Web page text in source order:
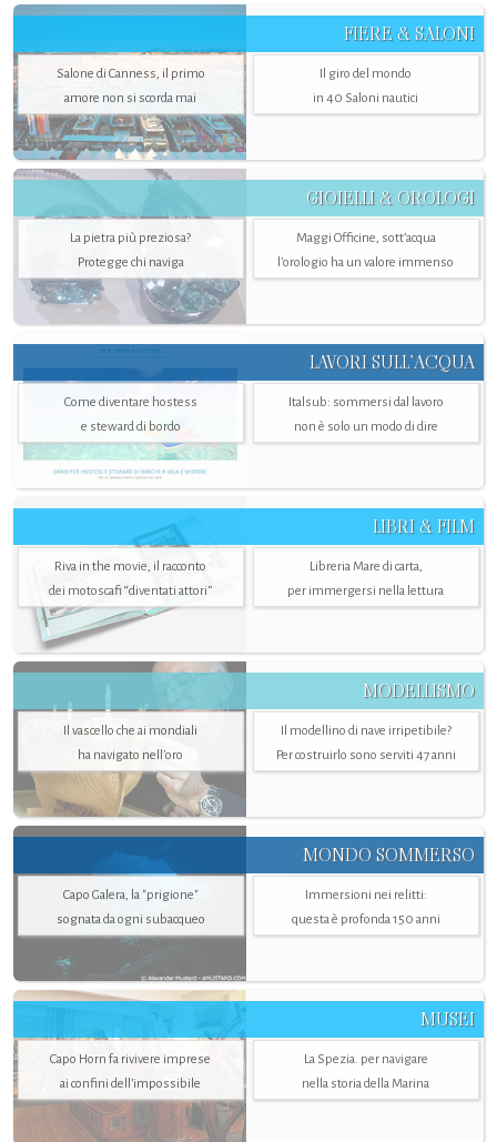
FIERE & SALONI
Salone di Canness, il primo
amore non si scorda mai
Il giro del mondo
in 40 Saloni nautici
GIOIELLI & OROLOGI
La pietra più preziosa?
Protegge chi naviga
Maggi Officine, sott’acqua
l'orologio ha un valore immenso
LAVORI SULL’ACQUA
Come diventare hostess
e steward di bordo
Italsub: sommersi dal lavoro
non è solo un modo di dire
LIBRI & FILM
Riva in the movie, il racconto
dei motoscafi “diventati attori”
Libreria Mare di carta,
per immergersi nella lettura
MODELLISMO
Il vascello che ai mondiali
ha navigato nell’oro
Il modellino di nave irripetibile?
Per costruirlo sono serviti 47 anni
MONDO SOMMERSO
Capo Galera, la "prigione"
sognata da ogni subacqueo
Immersioni nei relitti:
questa è profonda 150 anni
MUSEI
Capo Horn fa rivivere imprese
ai confini dell’impossibile
La Spezia. per navigare
nella storia della Marina